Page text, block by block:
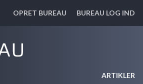
OPRET BUREAU BUREAU LOG IND
ARTIKLER